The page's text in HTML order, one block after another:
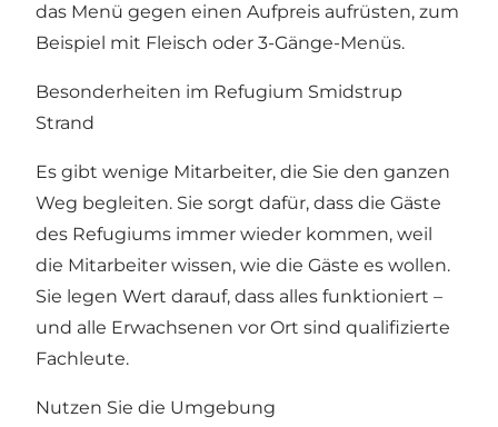
das Menü gegen einen Aufpreis aufrüsten, zum
Beispiel mit Fleisch oder 3-Gänge-Menüs.
Besonderheiten im Refugium Smidstrup
Strand
Es gibt wenige Mitarbeiter, die Sie den ganzen
Weg begleiten. Sie sorgt dafür, dass die Gäste
des Refugiums immer wieder kommen, weil
die Mitarbeiter wissen, wie die Gäste es wollen.
Sie legen Wert darauf, dass alles funktioniert –
und alle Erwachsenen vor Ort sind qualifizierte
Fachleute.
Nutzen Sie die Umgebung